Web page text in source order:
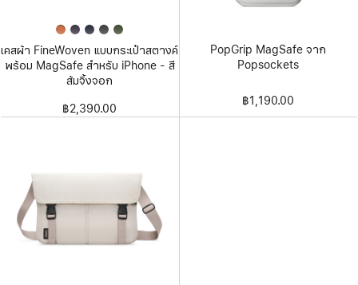
เคสผ้า FineWoven แบบกระเป๋าสตางค์
พร้อม MagSafe สำหรับ iPhone - สี
ส้มจิ้งจอก
฿2,390.00
PopGrip MagSafe จาก
Popsockets
฿1,190.00